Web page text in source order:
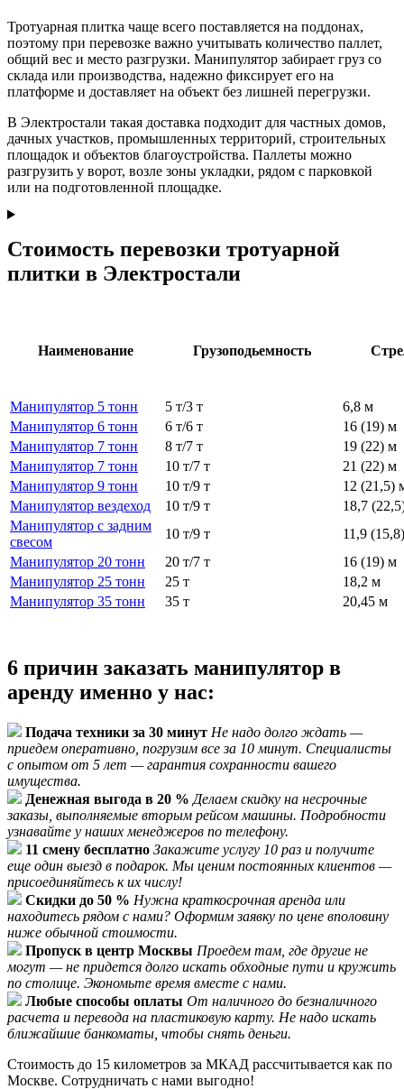
Тротуарная плитка чаще всего поставляется на поддонах,
поэтому при перевозке важно учитывать количество паллет,
общий вес и место разгрузки. Манипулятор забирает груз со
склада или производства, надежно фиксирует его на
платформе и доставляет на объект без лишней перегрузки.
В Электростали такая доставка подходит для частных домов,
дачных участков, промышленных территорий, строительных
площадок и объектов благоустройства. Паллеты можно
разгрузить у ворот, возле зоны укладки, рядом с парковкой
или на подготовленной площадке.
Стоимость перевозки тротуарной
плитки в Электростали
Наименование Грузоподьемность
Манипулятор 5 тонн 5 т/3 т
6,8 м
Манипулятор 6 тонн
6 т/6 т
16 (19) м
Манипулятор 7 тонн
8 т/7 т
19 (22) м
Манипулятор 7 тонн
10 т/7 т
21 (22) м
Манипулятор 9 тонн
10 т/9 т
12 (21,5)
Манипулятор вездеход
10 т/9 т
18,7
Манипулятор с задним
свесом
10 т/9 т
11,9
Манипулятор 20 тонн
20 т/7 т
16 (19) м
Манипулятор 25 тонн
25 т
18,2 м
Манипулятор 35 тонн
35 т 20,45 м
6 причин заказать манипулятор в
аренду именно у нас:
Подача техники за 30 минут Не надо долго ждать —
приедем оперативно, погрузим все за 10 минут. Специалисты
с опытом от 5 лет — гарантия сохранности вашего
имущества.
Денежная выгода в 20 % Делаем скидку на несрочные
заказы, выполняемые вторым рейсом машины. Подробности
узнавайте у наших менеджеров по телефону.
11 смену бесплатно Закажите услугу 10 раз и получите
еще один выезд в подарок. Мы ценим постоянных клиентов —
присоединяйтесь к их числу!
Скидки до 50 % Нужна краткосрочная аренда или
находитесь рядом с нами? Оформим заявку по цене вполовину
ниже обычной стоимости.
Пропуск в центр Москвы Проедем там, где другие не
могут — не придется долго искать обходные пути и кружить
по столице. Экономьте время вместе с нами.
Любые способы оплаты От наличного до безналичного
расчета и перевода на пластиковую карту. Не надо искать
ближайшие банкоматы, чтобы снять деньги.
Стоимость до 15 километров за МКАД рассчитывается как по
Москве. Сотрудничать с нами выгодно!